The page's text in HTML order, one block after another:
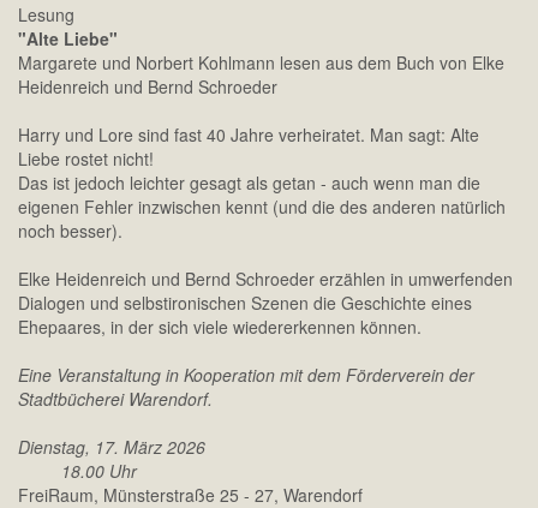
Lesung
"Alte Liebe"
Margarete und Norbert Kohlmann lesen aus dem Buch von Elke
Heidenreich und Bernd Schroeder
Harry und Lore sind fast 40 Jahre verheiratet. Man sagt: Alte
Liebe rostet nicht!
Das ist jedoch leichter gesagt als getan - auch wenn man die
eigenen Fehler inzwischen kennt (und die des anderen natürlich
noch besser).
Elke Heidenreich und Bernd Schroeder erzählen in umwerfenden
Dialogen und selbstironischen Szenen die Geschichte eines
Ehepaares, in der sich viele wiedererkennen können.
Eine Veranstaltung in Kooperation mit dem Förderverein der
Stadtbücherei Warendorf.
Dienstag, 17. März 2026
18.00 Uhr
FreiRaum, Münsterstraße 25 - 27, Warendorf